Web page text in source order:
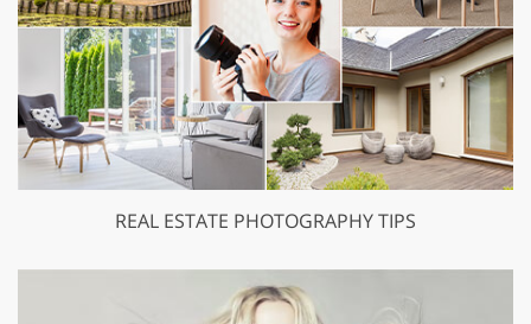
REAL ESTATE PHOTOGRAPHY TIPS